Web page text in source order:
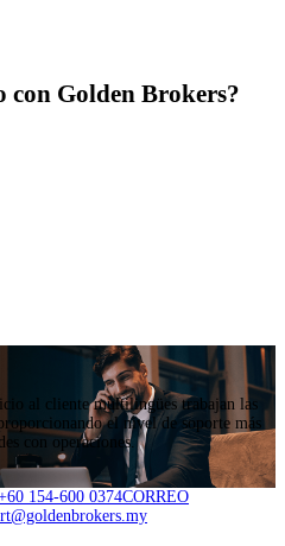
con Golden Brokers?
al cliente multilingües trabajan las
el nivel de soporte más
con operaciones.
154-600 0374CORREO